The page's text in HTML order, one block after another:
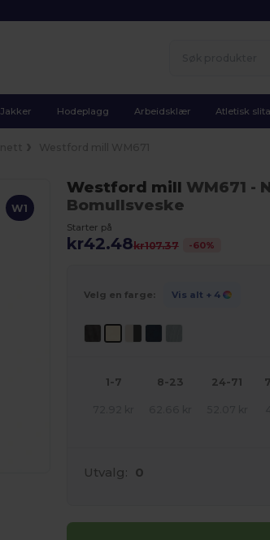
Jakker Hodeplagg Arbeidsklær Atletisk
W1
Westford mill WM671 -
Bomullsveske
Starter på
kr42.48kr107.37 -60%
Velg en farge: Vis alt + 4
1-7 8-23 24-71
Utvalg: 0